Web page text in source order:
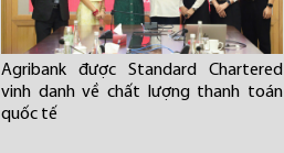
Agribank được Standard Chartered
vinh danh về chất lượng thanh toán
quốc tế